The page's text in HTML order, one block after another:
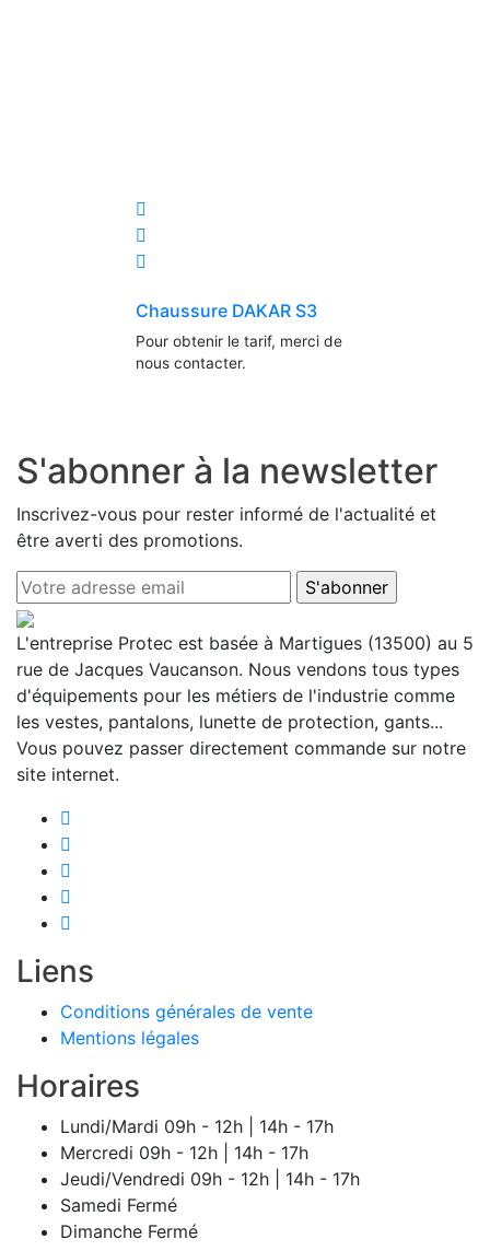
Chaussure DAKAR S3
Pour obtenir le tarif, merci de
nous contacter.
S'abonner à la newsletter
Inscrivez-vous pour rester informé de l'actualité et
être averti des promotions.
L'entreprise Protec est basée à Martigues (13500) au 5
rue de Jacques Vaucanson. Nous vendons tous types
d'équipements pour les métiers de l'industrie comme
les vestes, pantalons, lunette de protection, gants...
Vous pouvez passer directement commande sur notre
site internet.
Liens
Conditions générales de vente
Mentions légales
Horaires
Lundi/Mardi 09h - 12h | 14h - 17h
Mercredi 09h - 12h | 14h - 17h
Jeudi/Vendredi 09h - 12h | 14h - 17h
Samedi Fermé
Dimanche Fermé